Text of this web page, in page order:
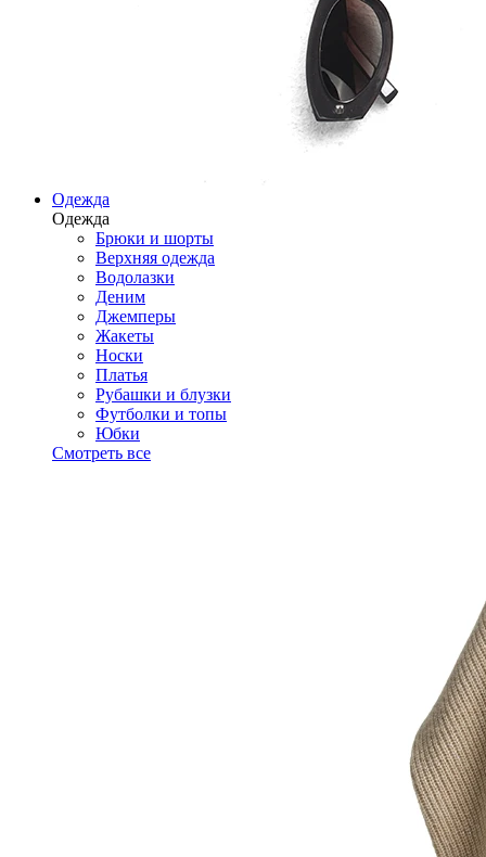
Одежда
Одежда
Брюки и шорты
Верхняя одежда
Водолазки
Деним
Джемперы
Жакеты
Носки
Платья
Рубашки и блузки
Футболки и топы
Юбки
Смотреть все